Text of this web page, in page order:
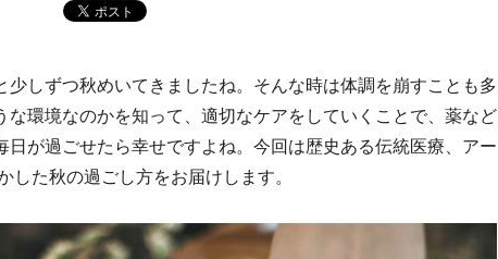
少しずつ秋めいてきましたね。そんな時は体調を崩すことも多
な環境なのかを知って、適切なケアをしていくことで、薬など
日が過ごせたら幸せですよね。今回は歴史ある伝統医療、アー
した秋の過ごし方をお届けします。